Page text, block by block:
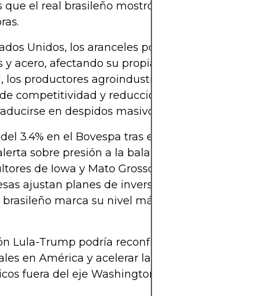
que el real brasileño mostró una depreciación
Unidos, los aranceles podrían encarecer
y acero, afectando su propia industria
los productores agroindustriales ya alertan
competitividad y reducción de márgenes, lo
en despidos masivos si el conflicto
3.4% en el Bovespa tras el anuncio de Trump
sobre presión a la balanza comercial
de Iowa y Mato Grosso ya reportan
ajustan planes de inversión a corto plazo
brasileño marca su nivel más débil desde
Lula-Trump podría reconfigurar las dinámicas
en América y acelerar la búsqueda de
fuera del eje Washington-Brasilia.